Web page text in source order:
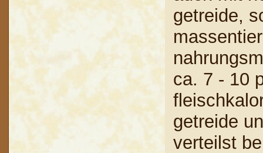
getreide,
ca. 7 - 10
getreide
verteilst